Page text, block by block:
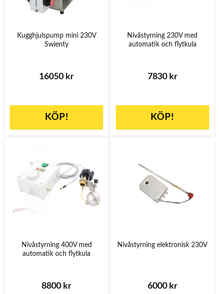
Kugghjulspump mini 230V
Swienty
16050 kr
KÖP!
Nivåstyrning 230V med
automatik och flytkula
7830 kr
KÖP!
Nivåstyrning 400V med
automatik och flytkula
8800 kr
Nivåstyrning elektronisk 230V
6000 kr